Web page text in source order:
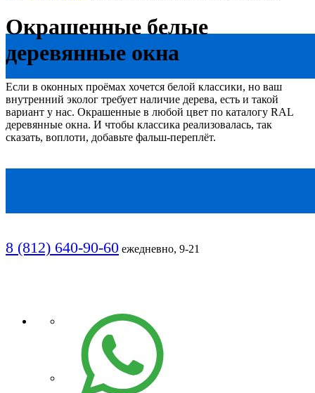
8 (812) 640-90-60 ежедневно, 9-21
Окрашенные белые
деревянные окна
Если в оконных проёмах хочется белой классики, но ваш
внутренний эколог требует наличие дерева, есть и такой
вариант у нас. Окрашенные в любой цвет по каталогу RAL
деревянные окна. И чтобы классика реализовалась, так
сказать, воплоти, добавьте фальш-переплёт.